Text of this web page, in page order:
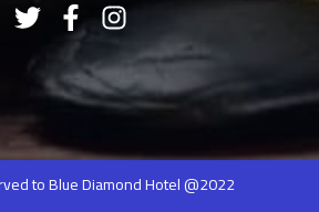
to Blue Diamond Hotel @2022